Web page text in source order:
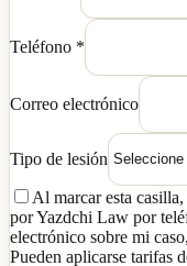
Teléfono *
Correo electrónico
Tipo de lesión
Al marcar esta
por Yazdchi Law por
electrónico sobre mi
Pueden aplicarse tarifas